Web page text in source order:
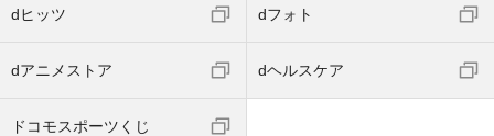
dヒッツ dフォト
dアニメストア dヘルスケア
ドコモスポーツくじ